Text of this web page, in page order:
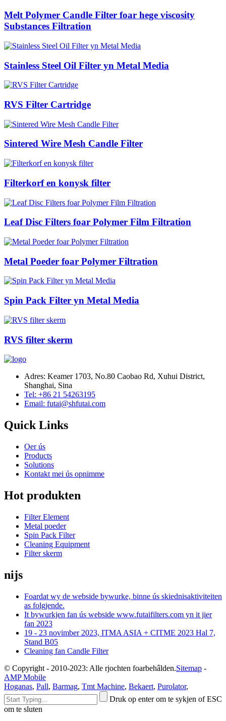
Melt Polymer Candle Filter foar hege viscosity
Substances Filtration
Stainless Steel Oil Filter yn Metal Media
RVS Filter Cartridge
Sintered Wire Mesh Candle Filter
Filterkorf en konysk filter
Leaf Disc Filters foar Polymer Film Filtration
Metal Poeder foar Polymer Filtration
Spin Pack Filter yn Metal Media
RVS filter skerm
Adres: Keamer 1703, No.80 Caobao Rd, Xuhui District,
Shanghai, Sina
Tel: +86 21 54263195
Email: futai@shfutai.com
Quick Links
Oer ús
Products
Solutions
Kontakt mei ús opnimme
Hot produkten
Filter Element
Metal poeder
Spin Pack Filter
Cleaning Equipment
Filter skerm
nijs
Foardat wy de webside bywurke, binne ús skiednisaktiviteiten
as folgjende.
It bywurkjen fan ús webside www.futaifilters.com yn it jier
fan 2023
19 - 23 novimber 2023, ITMA ASIA + CITME 2023 Hal 7,
Stand B05
Cleaning fan Candle Filter
© Copyright - 2010-2023: Alle rjochten foarbehâlden.Sitemap -
AMP Mobile
Hoganas, Pall, Barmag, Tmt Machine, Bekaert, Purolator,
Druk op enter om te sykjen of ESC
om te sluten